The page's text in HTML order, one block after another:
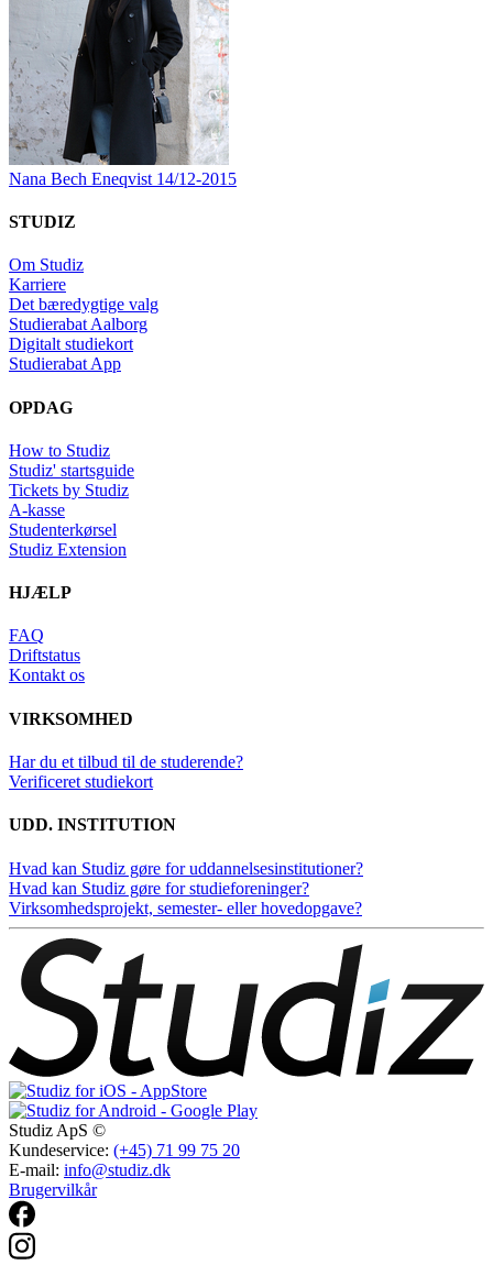
Nana Bech Eneqvist 14/12-2015
STUDIZ
Om Studiz
Karriere
Det bæredygtige valg
Studierabat Aalborg
Digitalt studiekort
Studierabat App
OPDAG
How to Studiz
Studiz' startsguide
Tickets by Studiz
A-kasse
Studenterkørsel
Studiz Extension
HJÆLP
FAQ
Driftstatus
Kontakt os
VIRKSOMHED
Har du et tilbud til de studerende?
Verificeret studiekort
UDD. INSTITUTION
Hvad kan Studiz gøre for uddannelsesinstitutioner?
Hvad kan Studiz gøre for studieforeninger?
Virksomhedsprojekt, semester- eller hovedopgave?
Studiz ApS ©
Kundeservice: (+45) 71 99 75 20
E-mail: info@studiz.dk
Brugervilkår